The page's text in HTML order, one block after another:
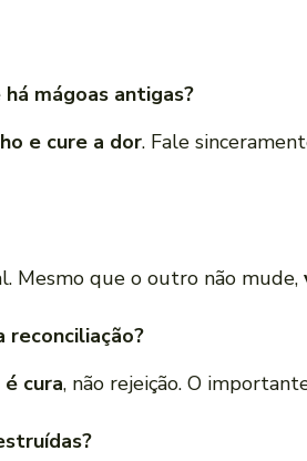
mágoas antigas?
e cure a dor. Fale
Mesmo que o outro não mude,
cura, não rejeição. O